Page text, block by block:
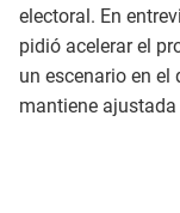
electoral. En
pidió acelerar el
un escenario en
mantiene